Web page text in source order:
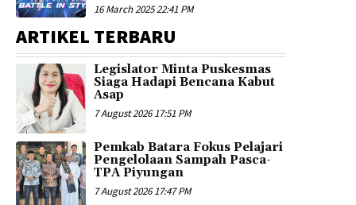
16 March 2025 22:41 PM
ARTIKEL TERBARU
Legislator Minta Puskesmas
Siaga Hadapi Bencana Kabut
Asap
7 August 2026 17:51 PM
Pemkab Batara Fokus Pelajari
Pengelolaan Sampah Pasca-
TPA Piyungan
7 August 2026 17:47 PM